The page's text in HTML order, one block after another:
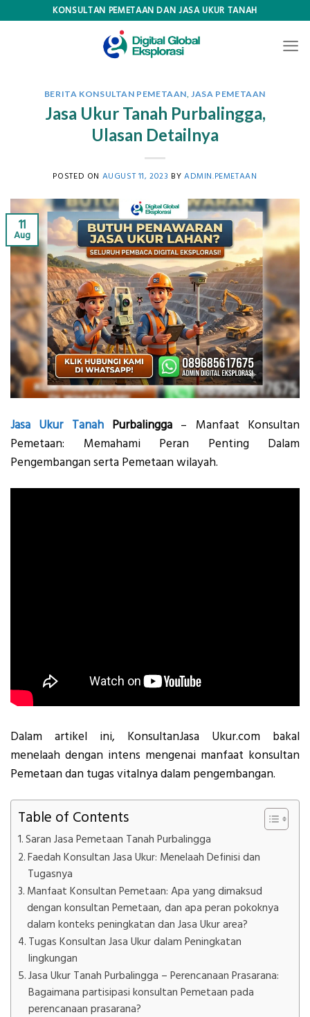
KONSULTAN PEMETAAN DAN JASA UKUR TANAH
BERITA KONSULTAN PEMETAAN,JASA PEMETAAN
Jasa Ukur Tanah Purbalingga,
Ulasan Detailnya
POSTED ON AUGUST 11, 2023 BYADMIN.PEMETAAN
11
Aug
Jasa Ukur TanahPurbalingga – Manfaat Konsultan
Pemetaan: Memahami Peran Penting Dalam
Pengembangan serta Pemetaan wilayah.
Dalam artikel ini, KonsultanJasa Ukur.com bakal
menelaah dengan intens mengenai manfaat konsultan
Pemetaan dan tugas vitalnya dalam pengembangan.
Table of Contents
Saran Jasa Pemetaan Tanah Purbalingga
Faedah Konsultan Jasa Ukur: Menelaah Definisi dan
Tugasnya
Manfaat Konsultan Pemetaan: Apa yang dimaksud
dengan konsultan Pemetaan, dan apa peran pokoknya
dalam konteks peningkatan dan Jasa Ukur area?
Tugas Konsultan Jasa Ukur dalam Peningkatan
lingkungan
Jasa Ukur Tanah Purbalingga – Perencanaan Prasarana:
Bagaimana partisipasi konsultan Pemetaan pada
perencanaan prasarana?